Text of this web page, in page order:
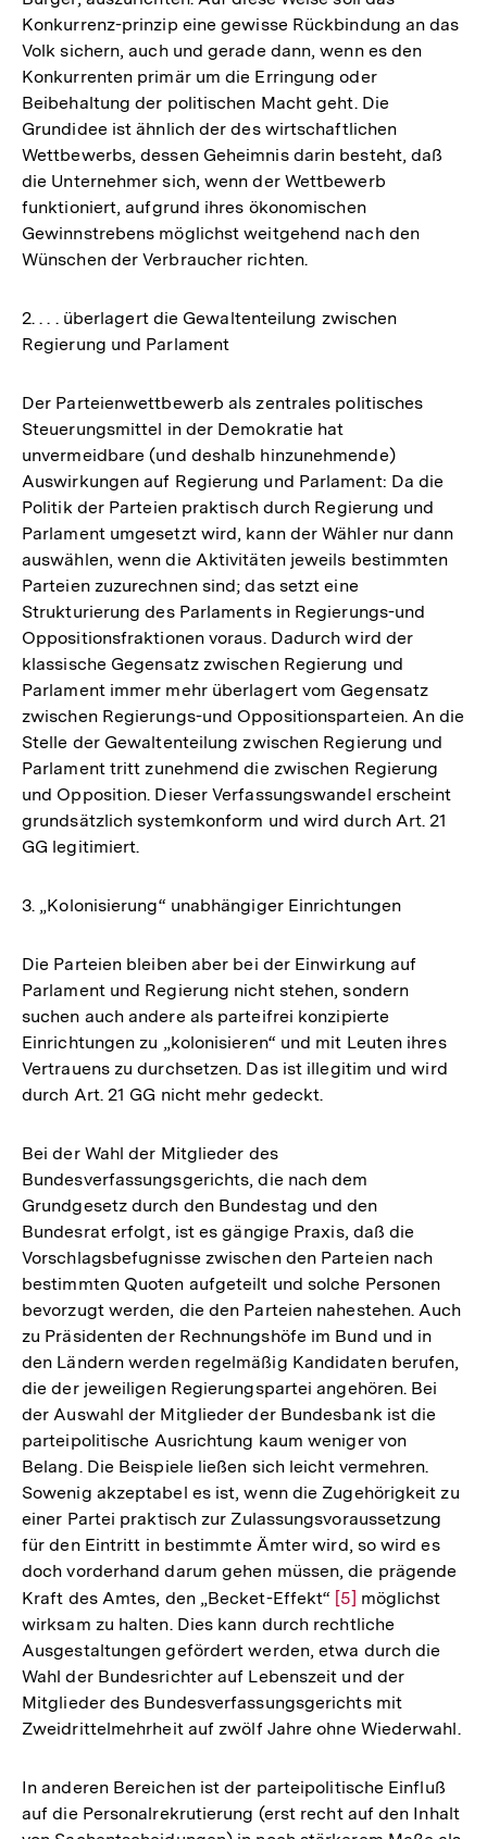
Konkurrenz-prinzip eine gewisse Rückbindung an das
Volk sichern, auch und gerade dann, wenn es den
Konkurrenten primär um die Erringung oder
Beibehaltung der politischen Macht geht. Die
Grundidee ist ähnlich der des wirtschaftlichen
Wettbewerbs, dessen Geheimnis darin besteht, daß
die Unternehmer sich, wenn der Wettbewerb
funktioniert, aufgrund ihres ökonomischen
Gewinnstrebens möglichst weitgehend nach den
Wünschen der Verbraucher richten.
2. . . . überlagert die Gewaltenteilung zwischen
Regierung und Parlament
Der Parteienwettbewerb als zentrales politisches
Steuerungsmittel in der Demokratie hat
unvermeidbare (und deshalb hinzunehmende)
Auswirkungen auf Regierung und Parlament: Da die
Politik der Parteien praktisch durch Regierung und
Parlament umgesetzt wird, kann der Wähler nur dann
auswählen, wenn die Aktivitäten jeweils bestimmten
Parteien zuzurechnen sind; das setzt eine
Strukturierung des Parlaments in Regierungs-und
Oppositionsfraktionen voraus. Dadurch wird der
klassische Gegensatz zwischen Regierung und
Parlament immer mehr überlagert vom Gegensatz
zwischen Regierungs-und Oppositionsparteien. An die
Stelle der Gewaltenteilung zwischen Regierung und
Parlament tritt zunehmend die zwischen Regierung
und Opposition. Dieser Verfassungswandel erscheint
grundsätzlich systemkonform und wird durch Art. 21
GG legitimiert.
3. „Kolonisierung“ unabhängiger Einrichtungen
Die Parteien bleiben aber bei der Einwirkung auf
Parlament und Regierung nicht stehen, sondern
suchen auch andere als parteifrei konzipierte
Einrichtungen zu „kolonisieren“ und mit Leuten ihres
Vertrauens zu durchsetzen. Das ist illegitim und wird
durch Art. 21 GG nicht mehr gedeckt.
Bei der Wahl der Mitglieder des
Bundesverfassungsgerichts, die nach dem
Grundgesetz durch den Bundestag und den
Bundesrat erfolgt, ist es gängige Praxis, daß die
Vorschlagsbefugnisse zwischen den Parteien nach
bestimmten Quoten aufgeteilt und solche Personen
bevorzugt werden, die den Parteien nahestehen. Auch
zu Präsidenten der Rechnungshöfe im Bund und in
den Ländern werden regelmäßig Kandidaten berufen,
die der jeweiligen Regierungspartei angehören. Bei
der Auswahl der Mitglieder der Bundesbank ist die
parteipolitische Ausrichtung kaum weniger von
Belang. Die Beispiele ließen sich leicht vermehren.
Sowenig akzeptabel es ist, wenn die Zugehörigkeit zu
einer Partei praktisch zur Zulassungsvoraussetzung
für den Eintritt in bestimmte Ämter wird, so wird es
doch vorderhand darum gehen müssen, die prägende
Kraft des Amtes, den „Becket-Effekt“ Zur
Auflösung
der
Fußnote
[5] möglichst
wirksam zu halten. Dies kann durch rechtliche
Ausgestaltungen gefördert werden, etwa durch die
Wahl der Bundesrichter auf Lebenszeit und der
Mitglieder des Bundesverfassungsgerichts mit
Zweidrittelmehrheit auf zwölf Jahre ohne Wiederwahl.
In anderen Bereichen ist der parteipolitische Einfluß
auf die Personalrekrutierung (erst recht auf den Inhalt